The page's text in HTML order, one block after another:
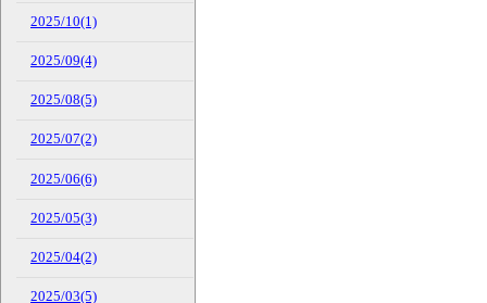
2025/10(1)
2025/09(4)
2025/08(5)
2025/07(2)
2025/06(6)
2025/05(3)
2025/04(2)
2025/03(5)